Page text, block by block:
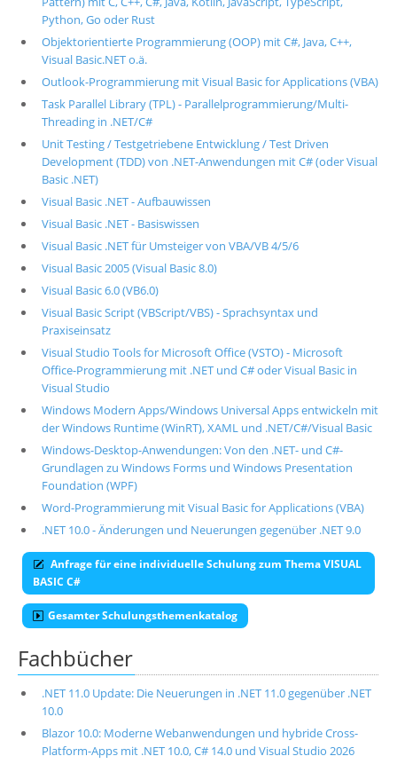
Python, Go oder Rust
Objektorientierte Programmierung (OOP) mit C#, Java, C++,
Visual Basic.NET o.ä.
Outlook-Programmierung mit Visual Basic for Applications (VBA)
Task Parallel Library (TPL) - Parallelprogrammierung/Multi-
Threading in .NET/C#
Unit Testing / Testgetriebene Entwicklung / Test Driven
Development (TDD) von .NET-Anwendungen mit C# (oder Visual
Basic .NET)
Visual Basic .NET - Aufbauwissen
Visual Basic .NET - Basiswissen
Visual Basic .NET für Umsteiger von VBA/VB 4/5/6
Visual Basic 2005 (Visual Basic 8.0)
Visual Basic 6.0 (VB6.0)
Visual Basic Script (VBScript/VBS) - Sprachsyntax und
Praxiseinsatz
Visual Studio Tools for Microsoft Office (VSTO) - Microsoft
Office-Programmierung mit .NET und C# oder Visual Basic in
Visual Studio
Windows Modern Apps/Windows Universal Apps entwickeln mit
der Windows Runtime (WinRT), XAML und .NET/C#/Visual Basic
Windows-Desktop-Anwendungen: Von den .NET- und C#-
Grundlagen zu Windows Forms und Windows Presentation
Foundation (WPF)
Word-Programmierung mit Visual Basic for Applications (VBA)
.NET 10.0 - Änderungen und Neuerungen gegenüber .NET 9.0
Anfrage für eine individuelle Schulung zum Thema VISUAL
BASIC C#
Gesamter Schulungsthemenkatalog
Fachbücher
.NET 11.0 Update: Die Neuerungen in .NET 11.0 gegenüber .NET
10.0
Blazor 10.0: Moderne Webanwendungen und hybride Cross-
Platform-Apps mit .NET 10.0, C# 14.0 und Visual Studio 2026